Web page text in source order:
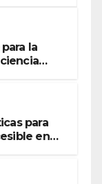
la
para
en